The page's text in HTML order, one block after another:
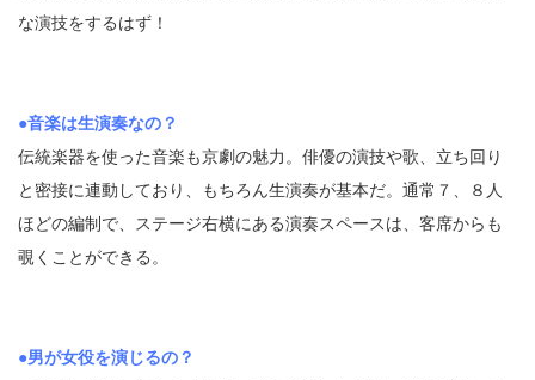
な演技をするはず！
●音楽は生演奏なの？
伝統楽器を使った音楽も京劇の魅力。俳優の演技や歌、立ち回り
と密接に連動しており、もちろん生演奏が基本だ。通常７、８人
ほどの編制で、ステージ右横にある演奏スペースは、客席からも
覗くことができる。
●男が女役を演じるの？